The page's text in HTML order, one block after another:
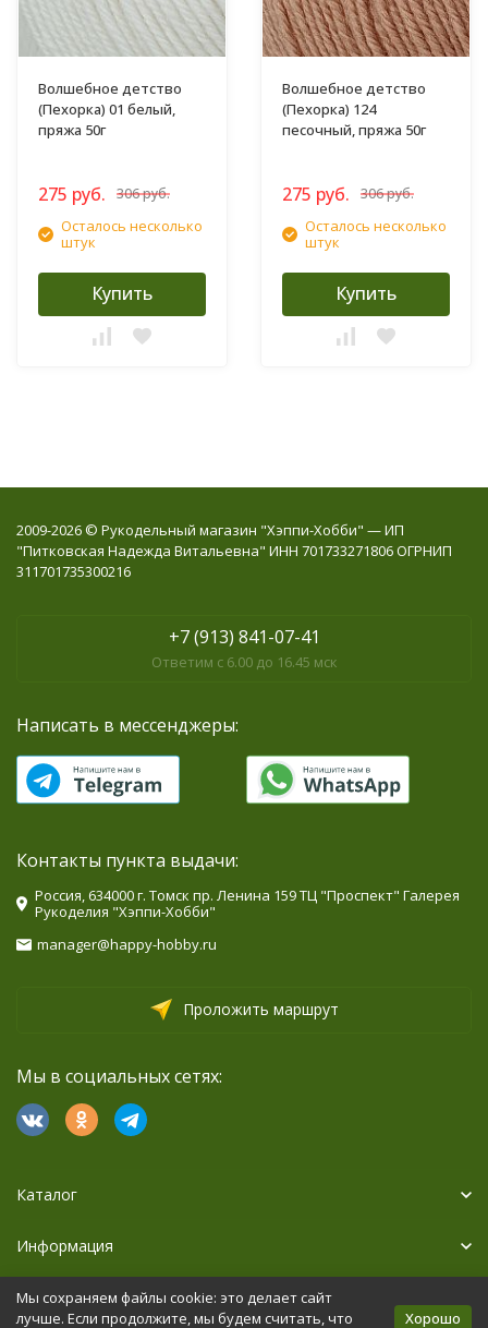
Волшебное детство
(Пехорка) 01 белый,
пряжа 50г
275 руб. 306 руб.
Осталось несколько
штук
Купить
Волшебное детство
(Пехорка) 124
песочный, пряжа 50г
275 руб. 306 руб.
Осталось несколько
штук
Купить
2009-2026 © Рукодельный магазин "Хэппи-Хобби" — ИП
"Питковская Надежда Витальевна" ИНН 701733271806 ОГРНИП
311701735300216
+7 (913) 841-07-41
Ответим с 6.00 до 16.45 мск
Написать в мессенджеры:
Контакты пункта выдачи:
Россия, 634000 г. Томск пр. Ленина 159 ТЦ "Проспект" Галерея
Рукоделия "Хэппи-Хобби"
manager@happy-hobby.ru
Проложить маршрут
Мы в социальных сетях:
Каталог
Информация
Дополнительно
Мы сохраняем файлы cookie: это делает сайт
лучше. Если продолжите, мы будем считать, что
Хорошо